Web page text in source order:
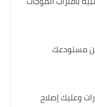
مستودعك
وعليك إصلاح